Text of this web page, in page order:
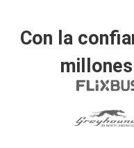
Con la